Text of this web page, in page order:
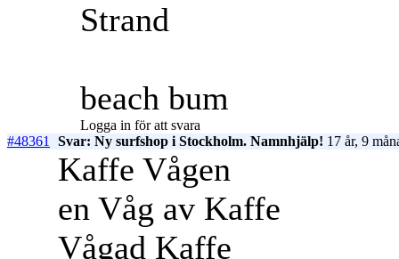
Strand
beach bum
Logga in för att svara
#48361 Svar: Ny surfshop i Stockholm. Namnhjälp! 17 år, 9
Kaffe Vågen
en Våg av Kaffe
Vågad Kaffe